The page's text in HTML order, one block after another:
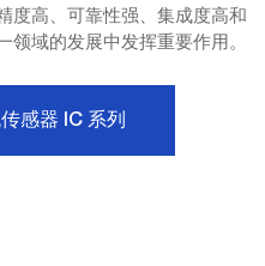
度高、可靠性强、集成度高和
域的发展中发挥重要作用。
感器 IC 系列